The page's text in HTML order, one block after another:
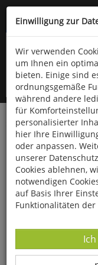
Kompletten Head
Startseite Bücher
Briefpapier &
Briefpapier &
Einwilligung zur
Wir verwenden
um Ihnen ein
bieten. Einige sind
ordnungsgemäße
während andere
für
personalisierter
hier Ihre
oder anpassen.
unserer
Cookies ablehnen,
notwendigen
auf Basis Ihrer
Funktionalitäten